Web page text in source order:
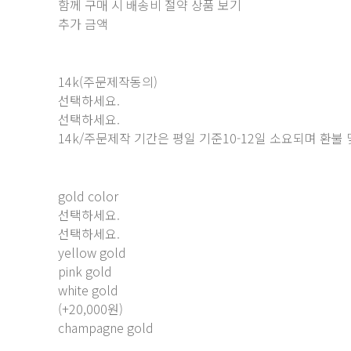
함께 구매 시 배송비 절약 상품 보기
추가 금액
14k(주문제작동의)
선택하세요.
선택하세요.
14k/주문제작 기간은 평일 기준10-12일 소요되며 환불
gold color
선택하세요.
선택하세요.
yellow gold
pink gold
white gold
(+20,000원)
champagne gold